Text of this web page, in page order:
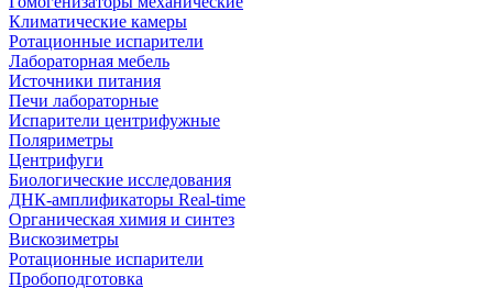
Климатические камеры
Ротационные испарители
Лабораторная мебель
Источники питания
Печи лабораторные
Испарители центрифужные
Поляриметры
Центрифуги
Биологические исследования
ДНК-амплификаторы Real-time
Органическая химия и синтез
Вискозиметры
Ротационные испарители
Пробоподготовка